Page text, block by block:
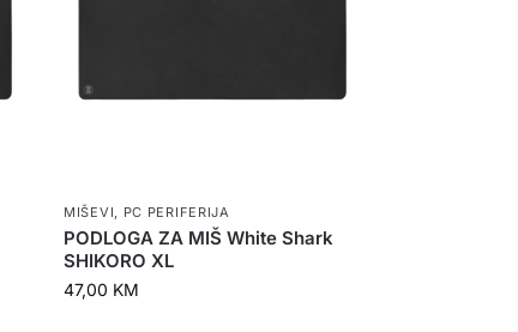
MIŠEVI, PC PERIFERIJA
PODLOGA ZA MIŠ White Shark
SHIKORO XL
47,00 KM